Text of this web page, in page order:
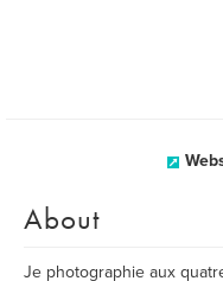
About
Je photographie aux